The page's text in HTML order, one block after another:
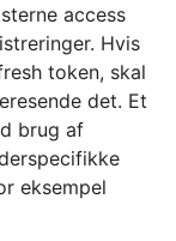
access
Hvis
token, skal
det. Et
brug af
eksempel